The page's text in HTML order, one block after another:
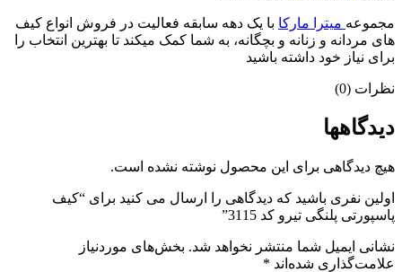
مجموعه میترا مارکا با یک دهه سابقه فعالیت در فروش انواع کیف
های مردانه و زنانه و بچگانه، به شما کمک میکند تا بهترین انتخاب را
برای نیاز خود داشته باشید
نظرات (0)
دیدگاهها
هیچ دیدگاهی برای این محصول نوشته نشده است.
اولین نفری باشید که دیدگاهی را ارسال می کنید برای “کیف
پاسپورتی پلنگی تیرو کد 3115”
نشانی ایمیل شما منتشر نخواهد شد. بخش‌های موردنیاز
علامت‌گذاری شده‌اند *